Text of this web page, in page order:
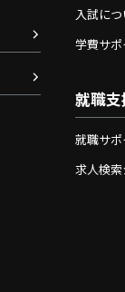
入試に
学費サ
就職支
就職サ
求人検